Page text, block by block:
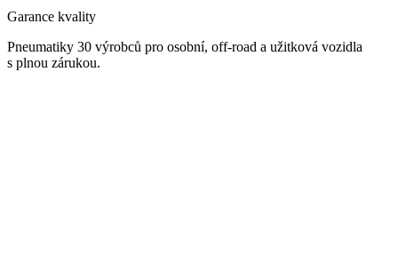
Garance kvality
Pneumatiky 30 výrobců pro osobní, off-road a užitková vozidla
s plnou zárukou.